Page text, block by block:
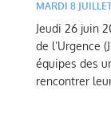
MARDI 8
Jeudi 26 juin
de l’Urgence
équipes des
rencontrer